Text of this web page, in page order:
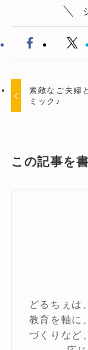
素敵なご夫婦
ミック♪
この記事を
どるちぇは
教育を軸に
づくりなど